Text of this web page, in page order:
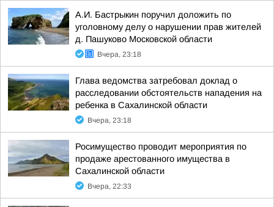
А.И. Бастрыкин поручил доложить по
уголовному делу о нарушении прав жителей
д. Пашуково Московской области
Вчера, 23:18
Глава ведомства затребовал доклад о
расследовании обстоятельств нападения на
ребенка в Сахалинской области
Вчера, 23:18
Росимущество проводит мероприятия по
продаже арестованного имущества в
Сахалинской области
Вчера, 22:33